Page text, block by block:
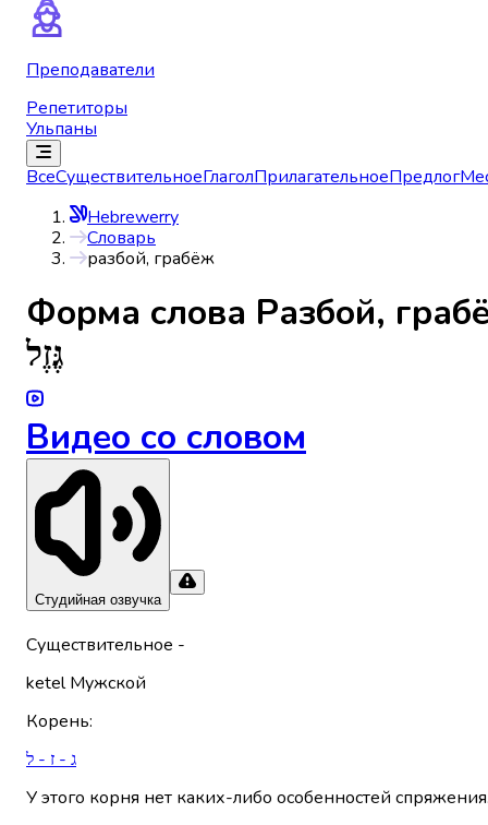
Преподаватели
Репетиторы
Ульпаны
ВсеСуществительноеГлаголПрилагательноеПредлог
Hebrewerry
Словарь
разбой, грабёж
Форма слова Разбой,
גֶּזֶל
Видео со словом
Студийная озвучка
Существительное -
ketel Мужской
Корень:
ג - ז - ל
У этого корня нет каких-либо особенностей